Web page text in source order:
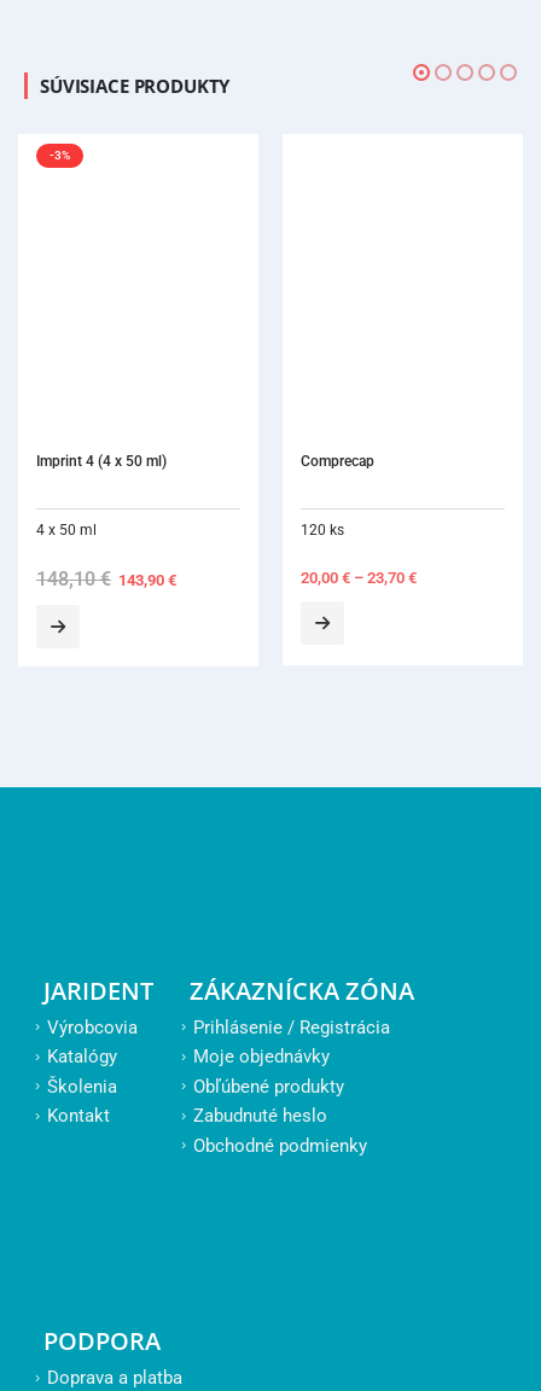
SÚVISIACE PRODUKTY
Comprecap
120 ks
20,00€–23,70€
JARIDENT
Výrobcovia
Katalógy
Školenia
Kontakt
ZÁKAZNÍCKA ZÓNA
Prihlásenie / Registrácia
Moje objednávky
Obľúbené produkty
Zabudnuté heslo
Obchodné podmienky
PODPORA
Doprava a platba